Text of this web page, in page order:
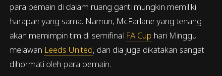
para pemain di dalam ruang ganti mungkin memiliki
harapan yang sama. Namun, McFarlane yang tenang
akan memimpin tim di semifinal FA Cup hari Minggu
melawan Leeds United, dan dia juga dikatakan sangat
dihormati oleh para pemain.